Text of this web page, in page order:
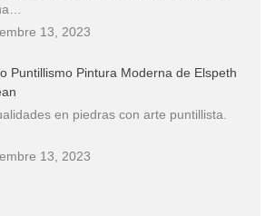
13, 2023
Puntillismo Pintura Moderna de Elspeth
en piedras con arte puntillista.
13, 2023